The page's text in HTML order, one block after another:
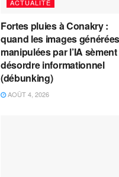
ACTUALITÉ
Fortes pluies à Conakry :
quand les images
manipulées par l’IA
désordre informationnel
(débunking)
AOÛT 4, 2026